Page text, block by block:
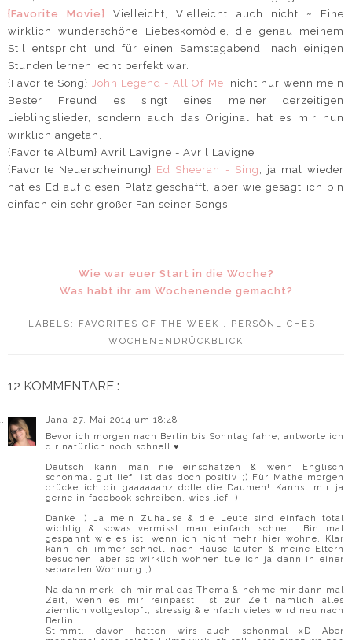
{Favorite Movie}Vielleicht, Vielleicht auch nicht ~ Eine
wirklich wunderschöne Liebeskomödie, die genau meinem
Stil entspricht und für einen Samstagabend, nach einigen
Stunden lernen, echt perfekt war.
{Favorite Song} John Legend - All Of Me, nicht nur wenn mein
Bester Freund es singt eines meiner derzeitigen
Lieblingslieder, sondern auch das Original hat es mir nun
wirklich angetan.
{Favorite Album} Avril Lavigne - Avril Lavigne
{Favorite Neuerscheinung} Ed Sheeran - Sing , ja mal wieder
hat es Ed auf diesen Platz geschafft, aber wie gesagt ich bin
einfach ein sehr großer Fan seiner Songs.
Wie war euer Start in die Woche?
Was habt ihr am Wochenende gemacht?
LABELS: FAVORITES OF THE WEEK , PERSÖNLICHES ,
WOCHENENDRÜCKBLICK
12 KOMMENTARE :
Jana 27. Mai 2014 um 18:48
Bevor ich morgen nach Berlin bis Sonntag fahre, antworte ich
dir natürlich noch schnell ♥
Deutsch kann man nie einschätzen & wenn Englisch
schonmal gut lief, ist das doch positiv ;) Für Mathe morgen
drücke ich dir gaaaaaanz dolle die Daumen! Kannst mir ja
gerne in facebook schreiben, wies lief :)
Danke :) Ja mein Zuhause & die Leute sind einfach total
wichtig & sowas vermisst man einfach schnell. Bin mal
gespannt wie es ist, wenn ich nicht mehr hier wohne. Klar
kann ich immer schnell nach Hause laufen & meine Eltern
besuchen, aber so wirklich wohnen tue ich ja dann in einer
separaten Wohnung ;)
Na dann merk ich mir mal das Thema & nehme mir dann mal
Zeit, wenn es mir reinpasst. Ist zur Zeit nämlich alles
ziemlich vollgestopft, stressig & einfach vieles wird neu nach
Berlin!
Stimmt, davon hatten wirs auch schonmal xD Aber